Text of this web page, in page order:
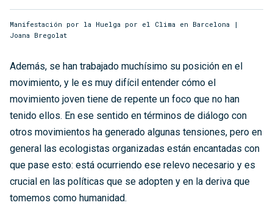
Manifestación por la Huelga por el Clima en Barcelona |
Joana Bregolat
Además, se han trabajado muchísimo su posición en el
movimiento, y le es muy difícil entender cómo el
movimiento joven tiene de repente un foco que no han
tenido ellos. En ese sentido en términos de diálogo con
otros movimientos ha generado algunas tensiones, pero en
general las ecologistas organizadas están encantadas con
que pase esto: está ocurriendo ese relevo necesario y es
crucial en las políticas que se adopten y en la deriva que
tomemos como humanidad.